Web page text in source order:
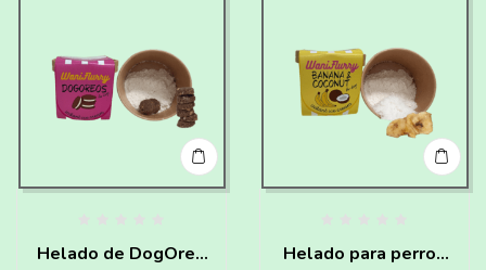
Helado de DogOreo
Helado para perros